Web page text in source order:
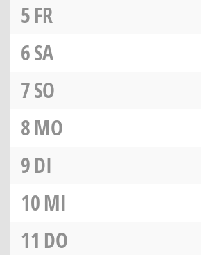
5FR
6SA
7SO
8MO
9DI
10MI
11 DO